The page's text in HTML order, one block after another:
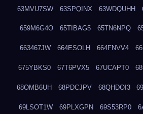
63MVU7SW 63SPQINX 63WDQUHH
659M6G4O 65TIBAG5 65TN6NPQ
663467JW 664ESOLH 664FNVV4
675YBKS0 67T6PVX5 67UCAPT0
68OMB6UH 68PDCJPV 68QHDOI3
69LSOT1W 69PLXGPN 69S53RP0